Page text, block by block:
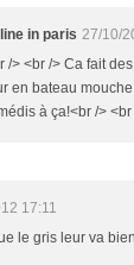
in paris 27/10/
/> <br /> Ca fait
en bateau
à ça!<br />
17:11
le gris leur va